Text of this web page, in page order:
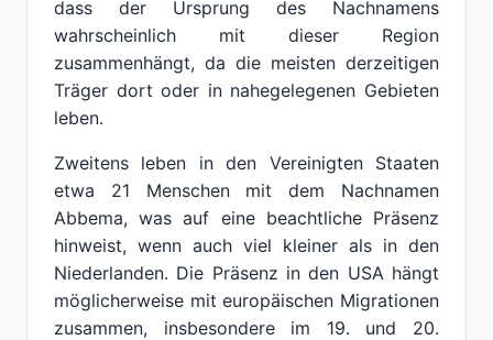
dass der Ursprung des Nachnamens
wahrscheinlich mit dieser Region
zusammenhängt, da die meisten derzeitigen
Träger dort oder in nahegelegenen Gebieten
leben.
Zweitens leben in den Vereinigten Staaten
etwa 21 Menschen mit dem Nachnamen
Abbema, was auf eine beachtliche Präsenz
hinweist, wenn auch viel kleiner als in den
Niederlanden. Die Präsenz in den USA hängt
möglicherweise mit europäischen Migrationen
zusammen, insbesondere im 19. und 20.